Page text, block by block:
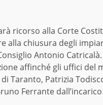
ricorso alla Corte
chiusura degli
Antonio
affinché gli uffici del
Taranto, Patrizia
Ferrante